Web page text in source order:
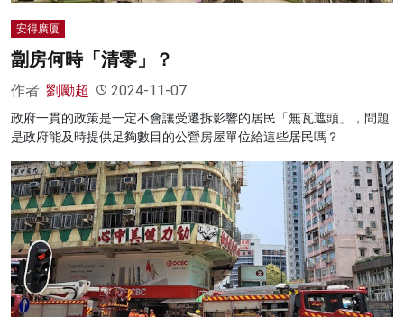
安得廣厦
劏房何時「清零」？
作者: 劉勵超 2024-11-07
政府一貫的政策是一定不會讓受遷拆影響的居民「無瓦遮頭」，問題
是政府能及時提供足夠數目的公營房屋單位給這些居民嗎？